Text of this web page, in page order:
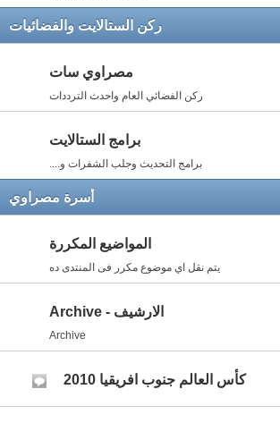
ركن الستالايت والفضائيات
مصراوي سات
ركن الفضائي العام واحدث الترددات
برامج الستالايت
برامج التحديث وجلب الشفرات و....
أسرة مصراوي
المواضيع المكررة
يتم نقل اي موضوع مكرر فى المنتدى ده
الارشيف - Archive
Archive
كأس العالم جنوب افريقيا 2010